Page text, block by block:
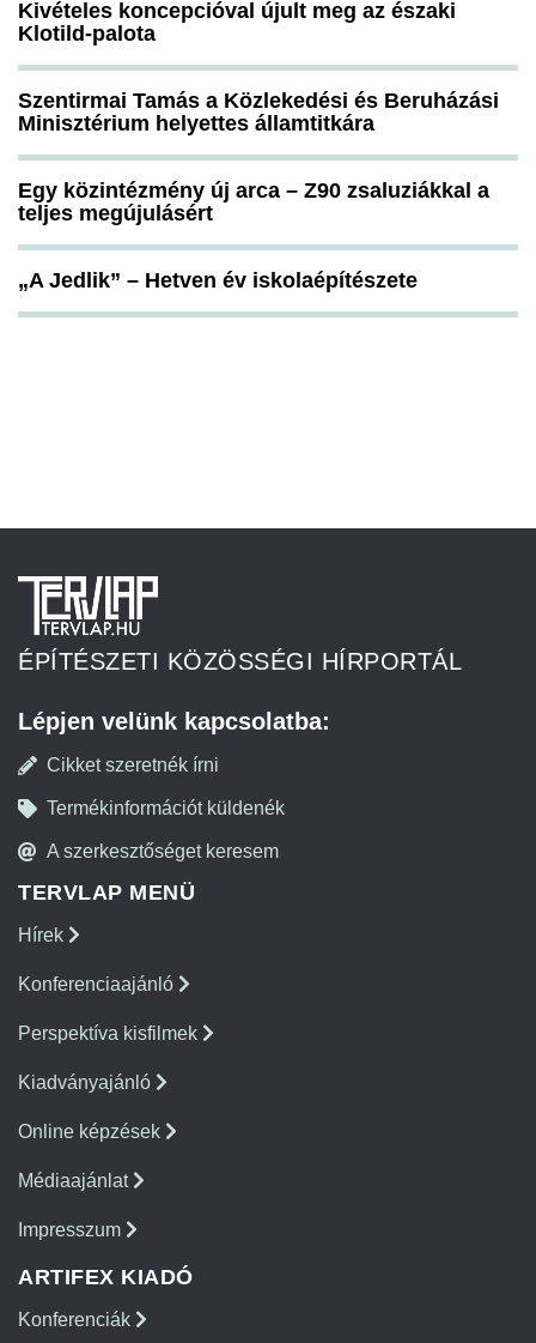
Kivételes koncepcióval újult meg az északi
Klotild-palota
Szentirmai Tamás a Közlekedési és Beruházási
Minisztérium helyettes államtitkára
Egy közintézmény új arca – Z90 zsaluziákkal a
teljes megújulásért
„A Jedlik” – Hetven év iskolaépítészete
ÉPÍTÉSZETI KÖZÖSSÉGI HÍRPORTÁL
Lépjen velünk kapcsolatba:
Cikket szeretnék írni
Termékinformációt küldenék
A szerkesztőséget keresem
TERVLAP MENÜ
Hírek
Konferenciaajánló
Perspektíva kisfilmek
Kiadványajánló
Online képzések
Médiaajánlat
Impresszum
ARTIFEX KIADÓ
Konferenciák